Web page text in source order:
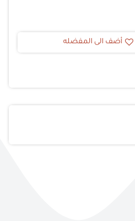
أضف الى المفضله